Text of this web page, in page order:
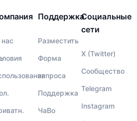
Поддержка
Разместить
Форма
запроса
Поддержка
ЧаВо
Социальные
сети
X (Twitter)
Сообщество
Telegram
Instagram